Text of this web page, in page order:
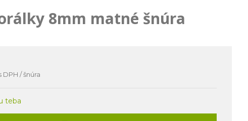
8mm matné šnúra
DPH / šnúra
teba